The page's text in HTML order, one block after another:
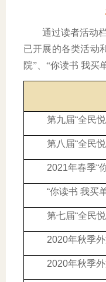
通过读者活动
已开展的各类活动
院”、“你读书 我买
第九届“全民
第八届“全民
2021年春季“
“你读书 我买
第七届“全民
2020年秋季
2020年秋季